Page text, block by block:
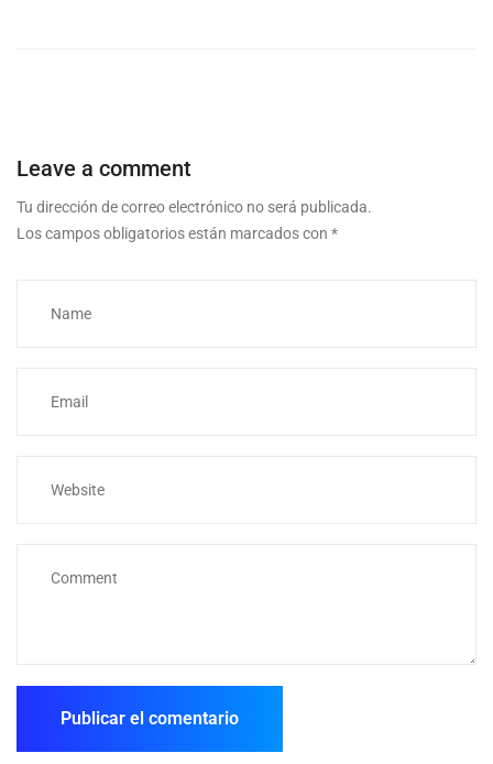
Leave a comment
Tu dirección de correo electrónico no será publicada.
Los campos obligatorios están marcados con *